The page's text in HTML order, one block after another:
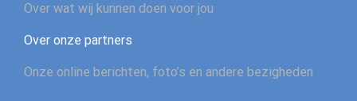
Over wat wij kunnen doen voor jou
Over onze partners
Onze online berichten, foto’s en andere bezigheden